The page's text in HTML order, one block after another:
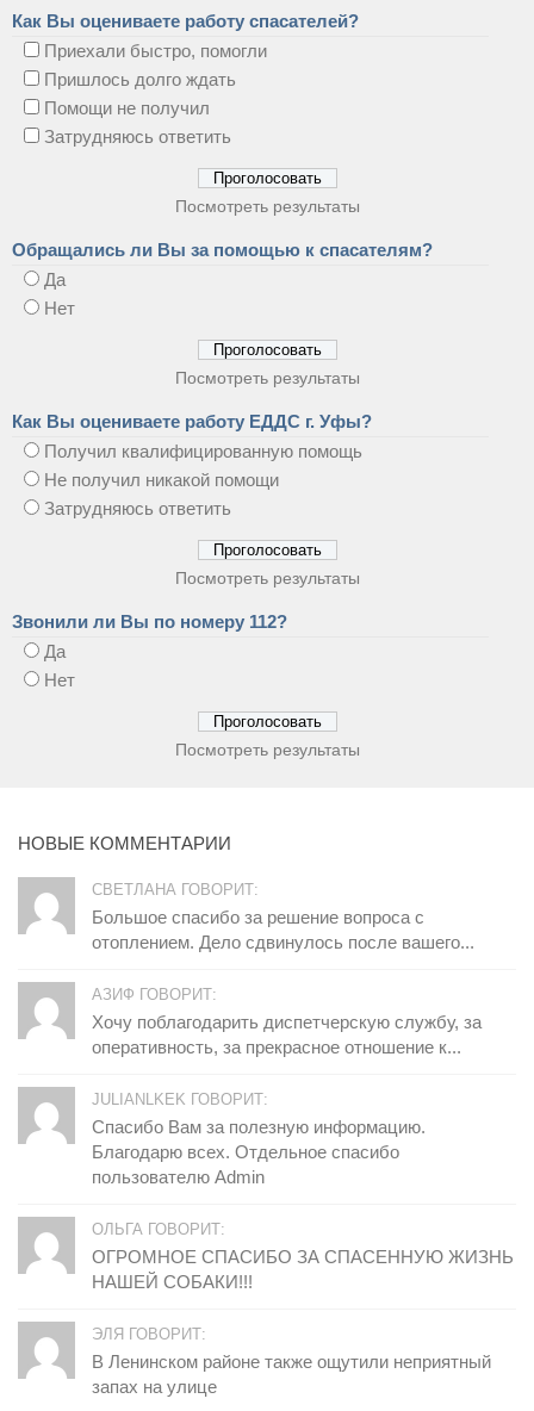
Как Вы оцениваете работу спасателей?
Приехали быстро, помогли
Пришлось долго ждать
Помощи не получил
Затрудняюсь ответить
Посмотреть результаты
Обращались ли Вы за помощью к спасателям?
Да
Нет
Посмотреть результаты
Как Вы оцениваете работу ЕДДС г. Уфы?
Получил квалифицированную помощь
Не получил никакой помощи
Затрудняюсь ответить
Посмотреть результаты
Звонили ли Вы по номеру 112?
Да
Нет
Посмотреть результаты
НОВЫЕ КОММЕНТАРИИ
СВЕТЛАНА ГОВОРИТ:
Большое спасибо за решение вопроса с
отоплением. Дело сдвинулось после вашего...
АЗИФ ГОВОРИТ:
Хочу поблагодарить диспетчерскую службу, за
оперативность, за прекрасное отношение к...
JULIANLKEK ГОВОРИТ:
Спасибо Вам за полезную информацию.
Благодарю всех. Отдельное спасибо
пользователю Admin
ОЛЬГА ГОВОРИТ:
ОГРОМНОЕ СПАСИБО ЗА СПАСЕННУЮ ЖИЗНЬ
НАШЕЙ СОБАКИ!!!
ЭЛЯ ГОВОРИТ:
В Ленинском районе также ощутили неприятный
запах на улице